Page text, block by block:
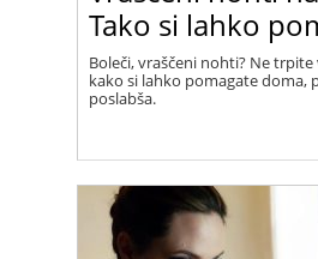
Tako si lahko
Boleči, vraščeni nohti? Ne
kako si lahko pomagate doma,
poslabša.